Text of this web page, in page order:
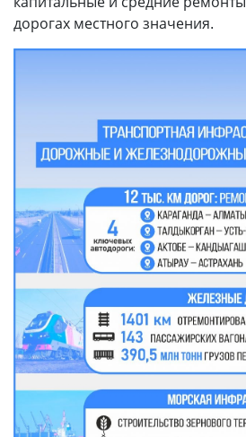
дорогах местного значения.